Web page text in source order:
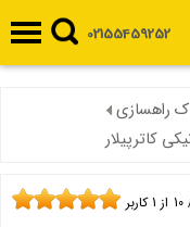
02155459252
راهسازی
کاترپیلار
10 از 1کاربر